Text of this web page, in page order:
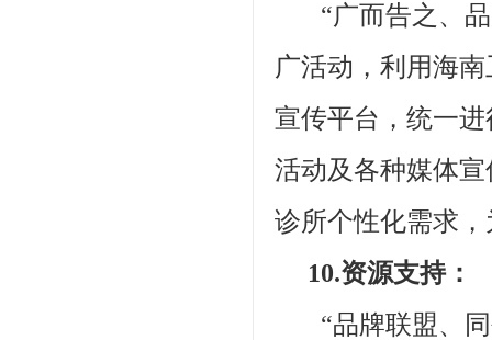
“广而告之、品
广活动，利用海
宣传平台，统一
活动及各种媒体
诊所个性化需求
10.资源支持：
“品牌联盟、同